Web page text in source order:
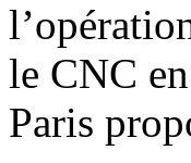
le CNC
Paris